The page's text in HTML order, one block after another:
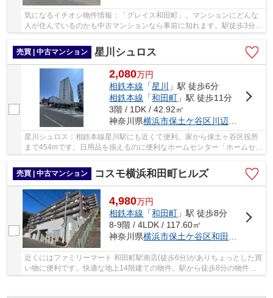
気になるイチオシ物件情報：「グレイス和田町」。マンションにどんな
人が住んでいるのかも中古マンションなら事前に知れます。駅徒歩3分と
売買 | 中古マンション
星川シュロス
2,080万円
相鉄本線 「星川
」駅 徒歩6分
相鉄本線 「和田町 」駅 徒歩11分
3階 / 1DK / 42.92㎡
神奈川県横浜市保土ケ谷区川辺町
星川シュロス：相鉄本線星川駅にも近くて便利。家から保土ヶ谷区役所
まで454mです。日用品を揃えるのに便利なホームセンター「ホームセン
売買 | 中古マンション
コスモ横浜和田町ヒルズ
4,980万円
相鉄本線 「和田町 」駅 徒歩8分
8-9階 / 4LDK / 117.60㎡
神奈川県横浜市保土ケ谷区和田
近くにはファミリーマート 和田町駅南店(徒歩6分)がありちょっとした買
い物に便利です。快適な地上14階建ての物件。駅から徒歩8分の物件で